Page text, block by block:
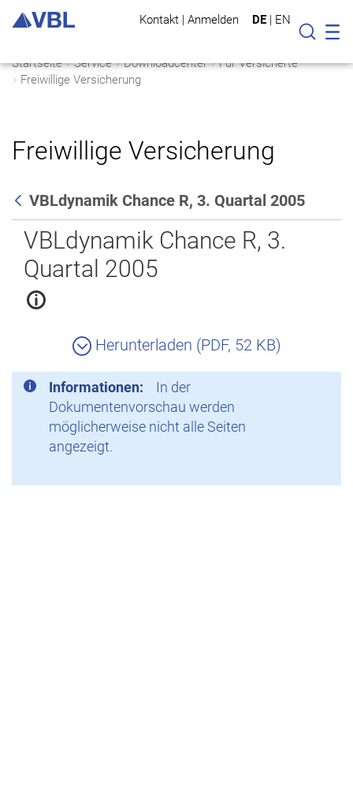
Kontakt | Anmelden DE | EN
Suche
Startseite Service Downloadcenter
Für Versicherte
Freiwillige Versicherung
Freiwillige Versicherung
Zurück
VBLdynamik Chance R, 3. Quartal 2005
VBLdynamik Chance R, 3.
Quartal 2005
Herunterladen (PDF, 52 KB)
Informationen:
In der
Dokumentenvorschau werden
möglicherweise nicht alle Seiten
angezeigt.